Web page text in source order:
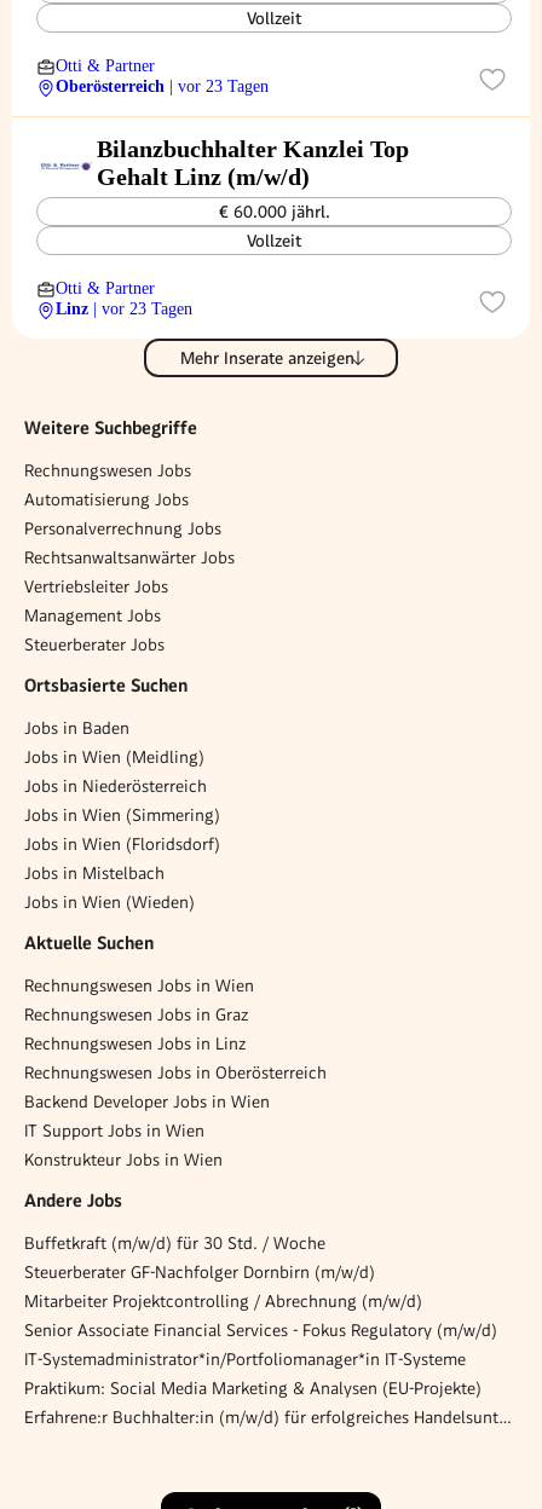
Vollzeit
Otti & Partner
Oberösterreich
| vor 23 Tagen
Bilanzbuchhalter Kanzlei Top
Gehalt Linz (m/w/d)
€ 60.000 jährl.
Vollzeit
Otti & Partner
Linz
| vor 23 Tagen
Mehr Inserate anzeigen
Weitere Suchbegriffe
Rechnungswesen Jobs
Automatisierung Jobs
Personalverrechnung Jobs
Rechtsanwaltsanwärter Jobs
Vertriebsleiter Jobs
Management Jobs
Steuerberater Jobs
Ortsbasierte Suchen
Jobs in Baden
Jobs in Wien (Meidling)
Jobs in Niederösterreich
Jobs in Wien (Simmering)
Jobs in Wien (Floridsdorf)
Jobs in Mistelbach
Jobs in Wien (Wieden)
Aktuelle Suchen
Rechnungswesen Jobs in Wien
Rechnungswesen Jobs in Graz
Rechnungswesen Jobs in Linz
Rechnungswesen Jobs in Oberösterreich
Backend Developer Jobs in Wien
IT Support Jobs in Wien
Konstrukteur Jobs in Wien
Andere Jobs
Buffetkraft (m/w/d) für 30 Std. / Woche
Steuerberater GF-Nachfolger Dornbirn (m/w/d)
Mitarbeiter Projektcontrolling / Abrechnung (m/w/d)
Senior Associate Financial Services - Fokus Regulatory (m/w/d)
IT-Systemadministrator*in/Portfoliomanager*in IT-Systeme
Praktikum: Social Media Marketing & Analysen (EU-Projekte)
Erfahrene:r Buchhalter:in (m/w/d) für erfolgreiches Handelsunternehmen